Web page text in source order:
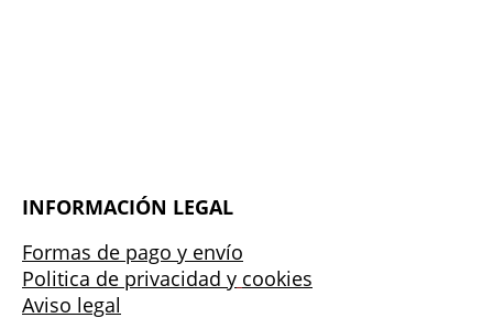
INFORMACIÓN LEGAL
Formas de pago y envío
Politica de privacidad y cookies
Aviso legal